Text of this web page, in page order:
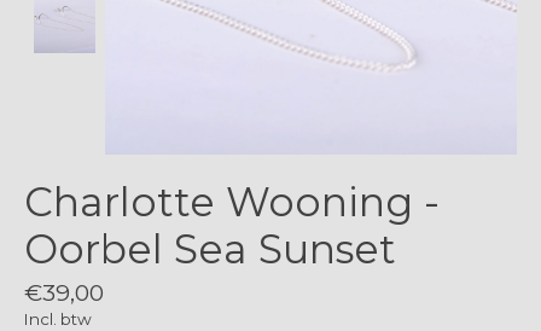
Charlotte Wooning -
Oorbel Sea Sunset
€39,00
Incl. btw